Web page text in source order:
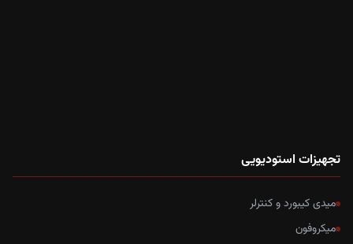
تجهیزات استودیویی
میدی کیبورد و کنترلر
میکروفون